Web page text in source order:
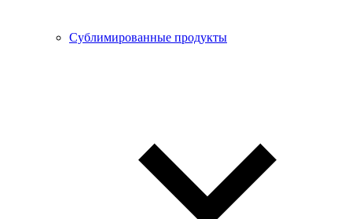
Сублимированные продукты